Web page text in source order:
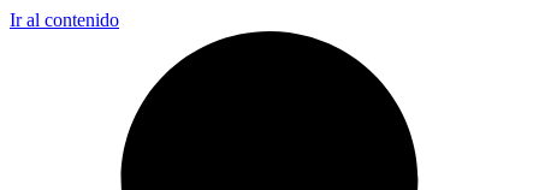
Ir al contenido